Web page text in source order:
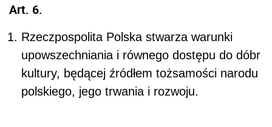
Art. 6.
Rzeczpospolita Polska stwarza warunki
upowszechniania i równego dostępu do dóbr
kultury, będącej źródłem tożsamości narodu
polskiego, jego trwania i rozwoju.